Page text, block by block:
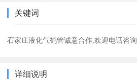
关键词
石家庄液化气鹤管诚意合作,欢迎电话咨询
详细说明